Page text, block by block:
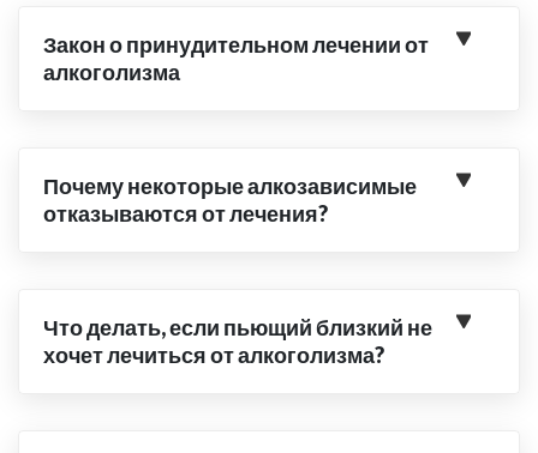
Закон о принудительном лечении от
алкоголизма
Почему некоторые алкозависимые
отказываются от лечения?
Что делать, если пьющий близкий не
хочет лечиться от алкоголизма?